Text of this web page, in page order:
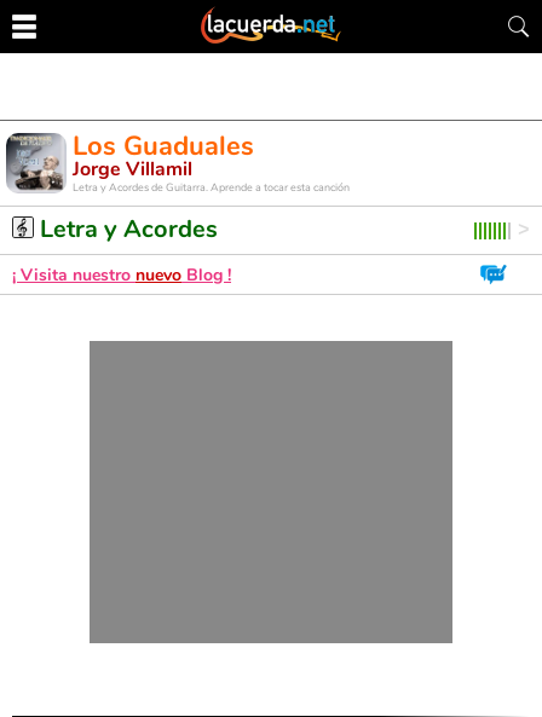
Los Guaduales
Jorge Villamil
Letra y Acordes de Guitarra. Aprende a tocar esta canción
Letra y Acordes
¡ Visita nuestro nuevo Blog !